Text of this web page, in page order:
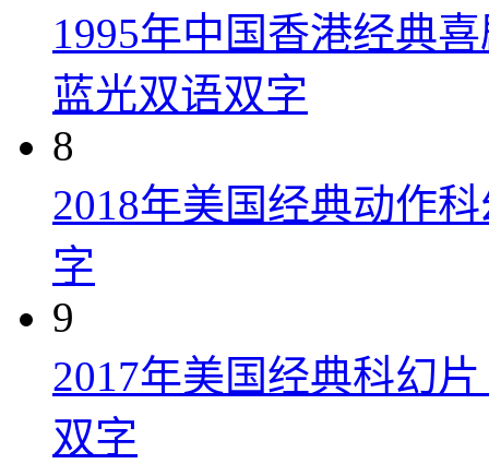
1995年中国香港经典
蓝光双语双字
8
2018年美国经典动作
字
9
2017年美国经典科幻
双字